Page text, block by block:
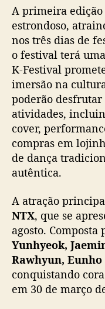
A primeira edição
estrondoso,
nos três dias de
o festival terá
K-Festival
imersão na
poderão
atividades,
cover,
compras em
de dança
autêntica.
A atração
NTX, que se
agosto.
Yunhyeok,
Rawhyun, Eunho
conquistando
em 30 de março